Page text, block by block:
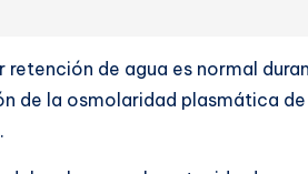
retención de agua es normal
de la osmolaridad plasmática